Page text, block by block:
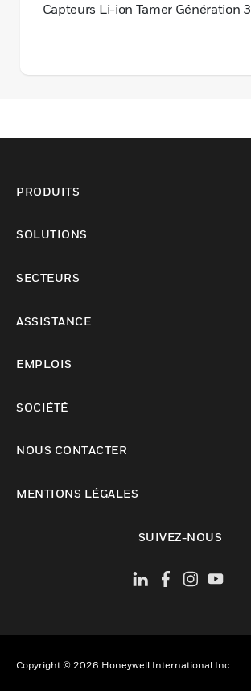
Capteurs Li-ion Tamer Génération 3
PRODUITS
SOLUTIONS
SECTEURS
ASSISTANCE
EMPLOIS
SOCIÉTÉ
NOUS CONTACTER
MENTIONS LÉGALES
SUIVEZ-NOUS
Copyright © 2026 Honeywell International Inc.